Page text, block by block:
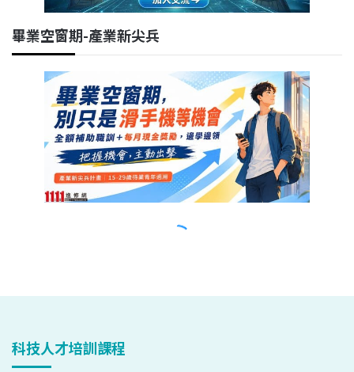
科技人才培訓課程